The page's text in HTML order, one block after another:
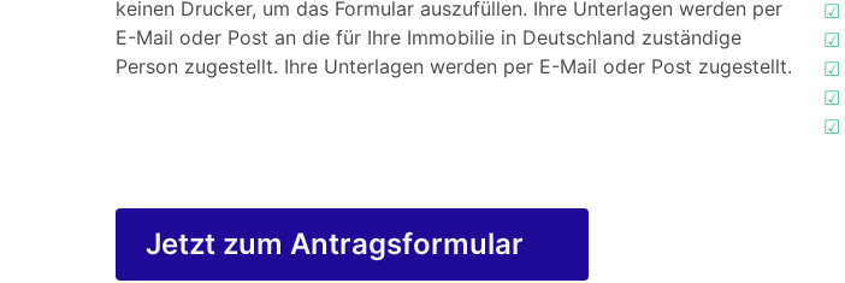
keinen Drucker, um das Formular auszufüllen. Ihre Unterlagen werden per
E-Mail oder Post an die für Ihre Immobilie in Deutschland zuständige
Person zugestellt. Ihre Unterlagen werden per E-Mail oder Post zugestellt.
☑
☑
☑
☑
☑
Jetzt zum Antragsformular